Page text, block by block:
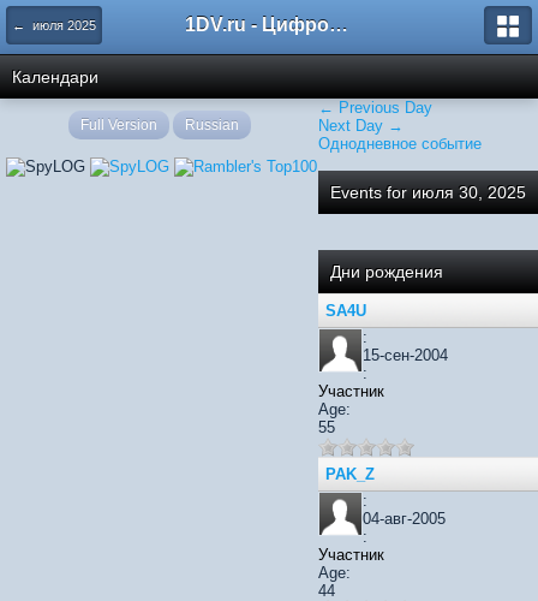
← июля 2025 1DV.ru - Цифровое видео
Календари
← Previous Day
Next Day →
Однодневное событие
Events for июля 30, 2025
Дни рождения
SA4U
:
15-сен-2004
:
Участник
Age:
55
PAK_Z
:
04-авг-2005
:
Участник
Age:
44
Full Version Russian